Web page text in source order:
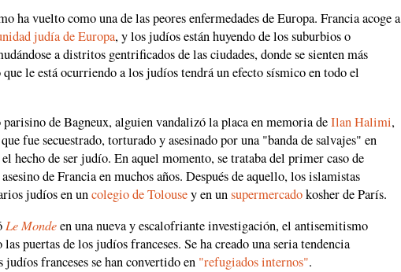
ha vuelto como una de las peores enfermedades de Europa. Francia acoge a
judía de Europa, y los judíos están huyendo de los suburbios o
a distritos gentrificados de las ciudades, donde se sienten más
le está ocurriendo a los judíos tendrá un efecto sísmico en todo el
de Bagneux, alguien vandalizó la placa en memoria deIlan Halimi,
fue secuestrado, torturado y asesinado por una "banda de salvajes" en
hecho de ser judío. En aquel momento, se trataba del primer caso de
de Francia en muchos años. Después de aquello, los islamistas
judíos en uncolegio de Tolousey en unsupermercadokosher de París.
Le Mondeen una nueva y escalofriante investigación, el antisemitismo
puertas de los judíos franceses. Se ha creado una seria tendencia
franceses se han convertido en "refugiados internos".